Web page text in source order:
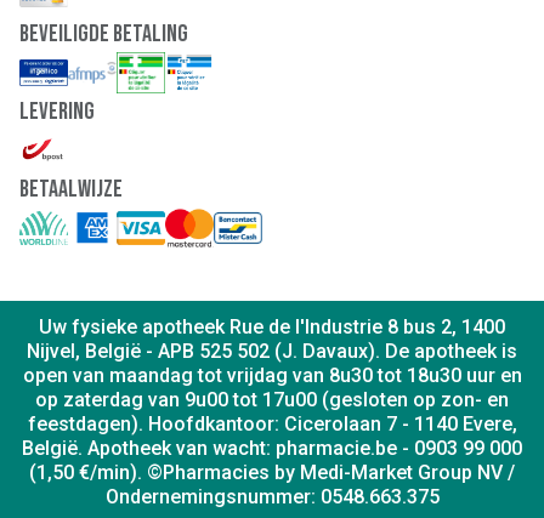
Beveiligde Betaling
Levering
Betaalwijze
Uw fysieke apotheek Rue de l'Industrie 8 bus 2, 1400
Nijvel, België - APB 525 502 (J. Davaux). De apotheek is
open van maandag tot vrijdag van 8u30 tot 18u30 uur en
op zaterdag van 9u00 tot 17u00 (gesloten op zon- en
feestdagen). Hoofdkantoor: Cicerolaan 7 - 1140 Evere,
België. Apotheek van wacht: pharmacie.be - 0903 99 000
(1,50 €/min). ©Pharmacies by Medi-Market Group NV /
Ondernemingsnummer: 0548.663.375